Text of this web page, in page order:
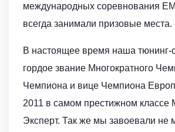
международных соревнования
всегда занимали призовые места.
В настоящее время наша тюнинг-
гордое звание Многократного
Чемпиона и вице Чемпиона
2011 в самом престижном классе
Эксперт. Так же мы завоевали не